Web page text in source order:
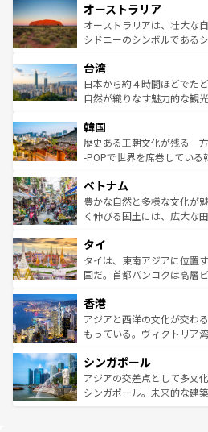
部のニューオーリンズでは
文化が魅力。旅行者はアメ
しみながら、その多様性と
ならではの贅沢な旅のスタイルだ。 なお、新着
情報はコンテンツ一覧を参
ワイ島は見逃せない。また
島だが、静かな自然を求め
おすすめ。エメラルドグリ
れるおもてなしの心で訪れ
人々、おいしいローカルフ
ク、伝統的なフラダンスな
ワイを、存分に味わってほしい。 なお、新着のハ
はコンテンツ一覧を参照し
オーストラリア
オーストラリアは、壮大な
シドニーのシンボルである
リアリーフや大陸中央部に
ク）、タスマニアの美しい
ど、見どころがたくさん。
いる。アクティビティも充
ビング、ハイキングなど、
い。オーストラリアの多彩
参照してほしい。
台湾
日本から約４時間ほどでた
自然が織りなす魅力的な観
ン）、静ひつな山岳地帯で
と山間の静けさが共存して
驚きをもたらしてくれる。
容にもいいと評判のスイー
が味わえる。 なお、新
照してほしい。
韓国
歴史ある王朝文化が残る一
-POPで世界を席巻している
き、地方に足を延ばせば四
できる。そして、キムチや
まで、さまざまな韓国料理
リティに包まれながら、韓
わってみてほ
覧を参照してほしい。
ベトナム
豊かな自然と多様な文化が
く伸びる国土には、広大な
急速な発展と共に伝統が息
ーチミン市のフランス統治
醸し出している。また、バ
とつ。フォーやバインミー
ひ現地で味わいたい。どの
が旅行者を迎えてくれるの
参照してほしい。
タイ
タイは、東南アジアに位置
国だ。首都バンコクは高層
の活気が交差している。北
帯で自然と触れ合い、南部
いビーチでリゾート気分を
激する。気候は一年中温暖
が待っている。親しみやす
た文化、そして多様な観光
香港
アジアと西洋の文化が交わ
もっている。ヴィクトリア
み、どこを訪れても感動す
ており、効率よく見どころ
うな絶景から文化的な体験
シンガポール
アジアの交差点として多文
シンガポール。未来的な建